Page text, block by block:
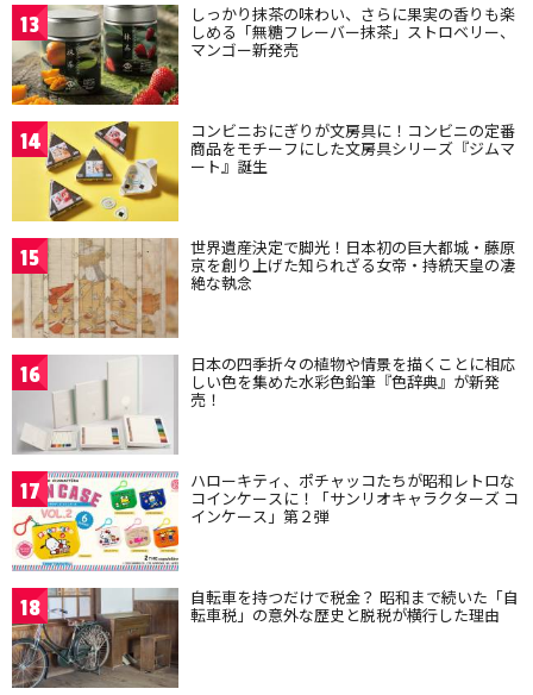
13 しっかり抹茶の味わい、さらに果実の香りも楽
しめる「無糖フレーバー抹茶」ストロベリー、
マンゴー新発売
14 コンビニおにぎりが文房具に！コンビニの定番
商品をモチーフにした文房具シリーズ『ジムマ
ート』誕生
15 世界遺産決定で脚光！日本初の巨大都城・藤原
京を創り上げた知られざる女帝・持統天皇の凄
絶な執念
16 日本の四季折々の植物や情景を描くことに相応
しい色を集めた水彩色鉛筆『色辞典』が新発
売！
17 ハローキティ、ポチャッコたちが昭和レトロな
コインケースに！「サンリオキャラクターズ コ
インケース」第２弾
18 自転車を持つだけで税金？ 昭和まで続いた「自
転車税」の意外な歴史と脱税が横行した理由